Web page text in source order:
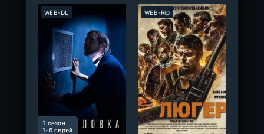
WEB-DL
1 сезон
1-6 cерий
WEB-Rip
0